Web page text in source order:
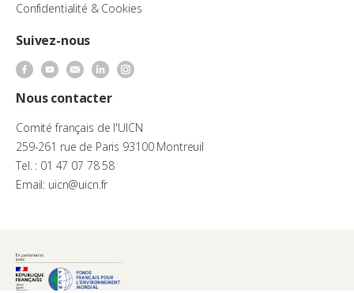
Confidentialité & Cookies
Suivez-nous
Nous contacter
Comité français de l'UICN
259-261 rue de Paris 93100 Montreuil
Tel. : 01 47 07 78 58
Email: uicn@uicn.fr